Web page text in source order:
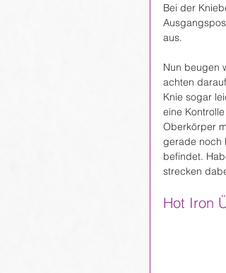
Bei der
aus.
Nun beugen
achten
Knie sogar
eine
Oberkörper
gerade noch
befindet.
strecken
Hot Iron